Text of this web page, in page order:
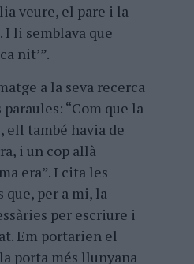
veure, el pare i la
I li semblava que
nit’”.
a la seva recerca
“Com que la
ell també havia de
i un cop allà
era”. I cita les
que, per a mi, la
per escriure i
Em portarien el
porta més llunyana